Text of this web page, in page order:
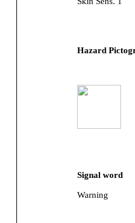
Hazard
Signal word
Warning